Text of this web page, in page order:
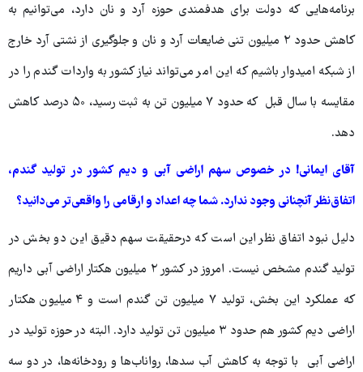
برنامه‌هایی که دولت برای هدفمندی حوزه آرد و نان دارد، می‌توانیم به
کاهش حدود ۲ میلیون تنی ضایعات آرد و نان و جلوگیری از نشتی آرد خارج
از شبکه امیدوار باشیم که این امر می‌تواند نیاز کشور به واردات گندم را در
مقایسه با سال قبل که حدود ۷ میلیون تن به ثبت رسید، ۵۰ درصد کاهش
دهد.
آقای ایمانی! در خصوص سهم اراضی آبی و دیم کشور در تولید گندم،
اتفاق‌نظر آنچنانی وجود ندارد. شما چه اعداد و ارقامی را واقعی‌تر می‌دانید؟
دلیل نبود اتفاق نظر این است که درحقیقت سهم دقیق این دو بخش در
تولید گندم مشخص نیست. امروز در کشور ۲ میلیون هکتار اراضی آبی داریم
که عملکرد این بخش، تولید ۷ میلیون تن گندم است و ۴ میلیون هکتار
اراضی دیم کشور هم حدود ۳ میلیون تن تولید دارد. البته در حوزه تولید در
اراضی آبی با توجه به کاهش آب سدها، رواناب‌ها و رودخانه‌ها، در دو سه